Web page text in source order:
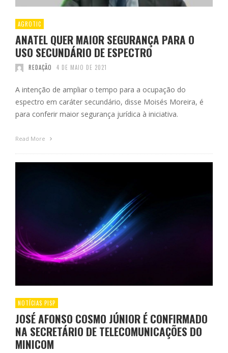
AGROTIC
ANATEL QUER MAIOR SEGURANÇA PARA O
USO SECUNDÁRIO DE ESPECTRO
REDAÇÃO 4 DE MAIO DE 2021
A intenção de ampliar o tempo para a ocupação do
espectro em caráter secundário, disse Moisés Moreira, é
para conferir maior segurança jurídica à iniciativa.
Read More
NOTÍCIAS PISP
JOSÉ AFONSO COSMO JÚNIOR É CONFIRMADO
NA SECRETÁRIO DE TELECOMUNICAÇÕES DO
MINICOM